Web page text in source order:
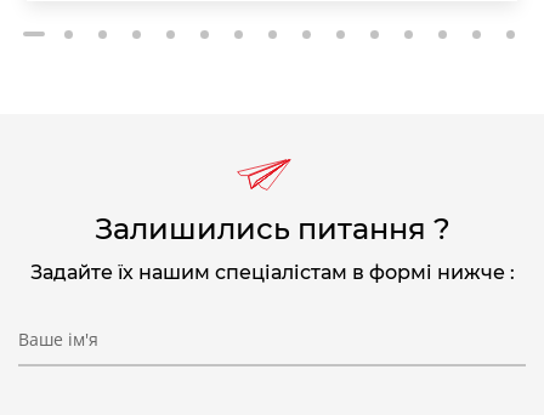
2 3 4 5 6 7 8 9 10 11 12 13 14 15
Залишились питання ?
Задайте їх нашим спеціалістам в формі нижче :
Ваше ім'я